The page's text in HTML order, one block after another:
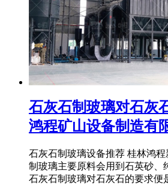
石灰石制玻璃对石灰
鸿程矿山设备制造有
石灰石制玻璃设备推荐 桂林鸿
制玻璃主要原料会用到石英砂、
石灰石制玻璃对石灰石的要求便